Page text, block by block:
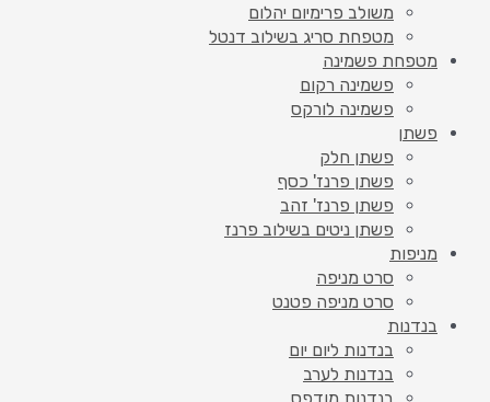
משולב פרימיום יהלום
מטפחת סריג בשילוב דנטל
מטפחת פשמינה
פשמינה רקום
פשמינה לורקס
פשתן
פשתן חלק
פשתן פרנז' כסף
פשתן פרנז' זהב
פשתן ניטים בשילוב פרנז
מניפות
סרט מניפה
סרט מניפה פטנט
בנדנות
בנדנות ליום יום
בנדנות לערב